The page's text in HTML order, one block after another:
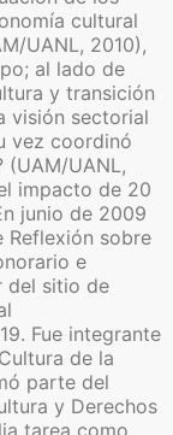
cultural
UANL, 2010),
al lado de
y transición
visión sectorial
vez coordinó
(UAM/UANL,
impacto de 20
junio de 2009
Reflexión sobre
e
del sitio de
Fue integrante
de la
parte del
y Derechos
tarea como